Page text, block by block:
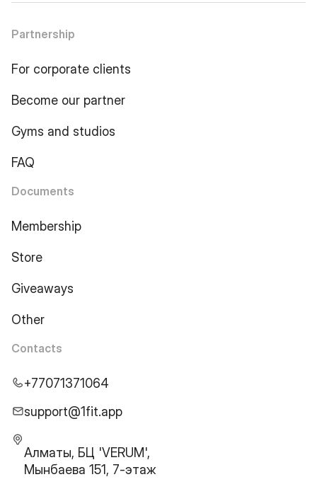
Partnership
For corporate clients
Become our partner
Gyms and studios
FAQ
Documents
Membership
Store
Giveaways
Other
Contacts
+77071371064
support@1fit.app
Алматы, БЦ 'VERUM',
Мынбаева 151, 7-этаж